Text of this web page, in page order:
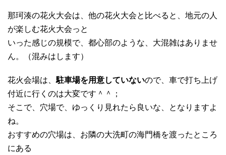
那珂湊の花火大会は、他の花火大会と比べると、地元の人
が楽しむ花火大会っと
いった感じの規模で、都心部のような、大混雑はありませ
ん。（混みはします）
花火会場は、 駐車場を用意していないので、車で打ち上げ
付近に行くのは大変です＾＾；
そこで、穴場で、ゆっくり見れたら良いな、となりますよ
ね。
おすすめの穴場は、お隣の大洗町の海門橋を渡ったところ
にある